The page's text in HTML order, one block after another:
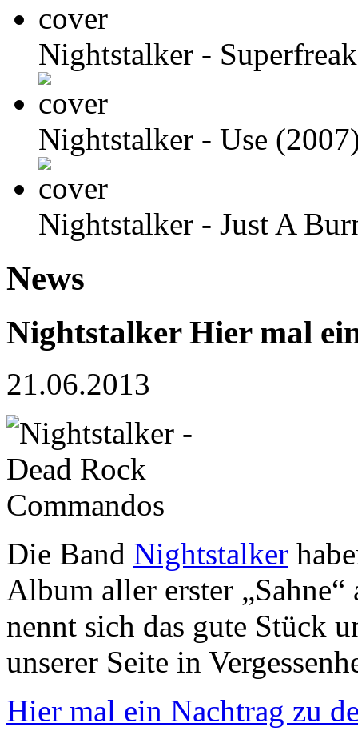
Nightstalker -
Nightstalker - Use
Nightstalker - Just A
News
Nightstalker Hier mal
21.06.2013
Die Band Nightstalker
Album aller erster
nennt sich das gute Stück
unserer Seite in
Hier mal ein Nachtrag zu